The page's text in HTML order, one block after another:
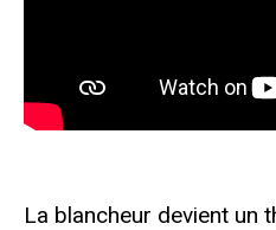
La blancheur devient un